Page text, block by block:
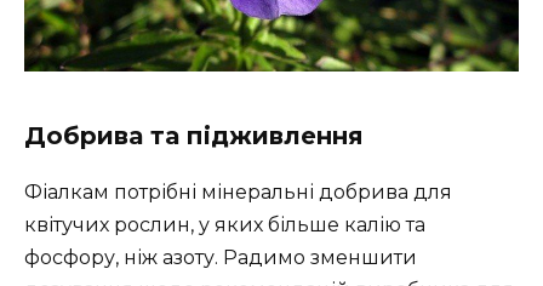
Добрива та підживлення
Фіалкам потрібні мінеральні добрива для
квітучих рослин, у яких більше калію та
фосфору, ніж азоту. Радимо зменшити